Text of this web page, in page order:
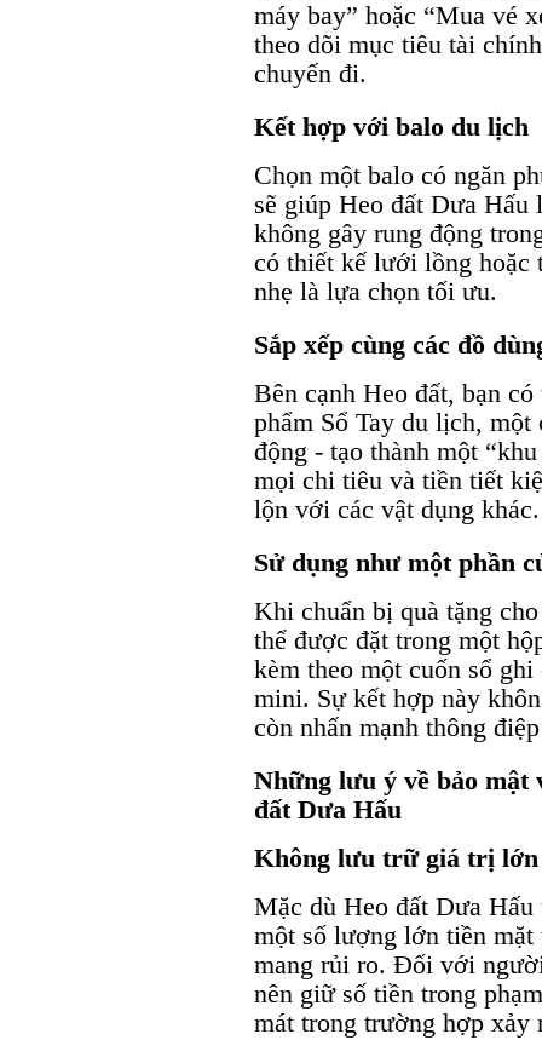
máy bay” hoặc “Mua vé
theo dõi mục tiêu tài
chuyến đi.
Kết hợp với balo du lịch
Chọn một balo có ngăn
sẽ giúp Heo đất Dưa
không gây rung động
có thiết kế lưới lồng hoặc
nhẹ là lựa chọn tối ưu.
Sắp xếp cùng các đồ
Bên cạnh Heo đất, bạn
phẩm Sổ Tay du lịch,
động - tạo thành một
mọi chi tiêu và tiền tiết
lộn với các vật dụng khác.
Sử dụng như một phần
Khi chuẩn bị quà tặng
thể được đặt trong một
kèm theo một cuốn sổ
mini. Sự kết hợp này
còn nhấn mạnh thông
Những lưu ý về bảo mật
đất Dưa Hấu
Không lưu trữ giá trị lớn
Mặc dù Heo đất Dưa
một số lượng lớn tiền mặt
mang rủi ro. Đối với
nên giữ số tiền trong
mát trong trường hợp xảy